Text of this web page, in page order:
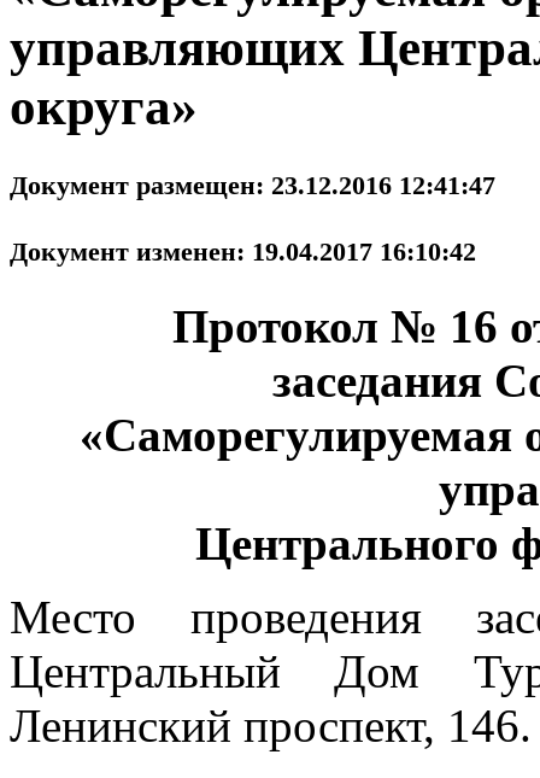
управляющих
округа»
Документ размещен: 23.12.2016 12:41:47
Документ изменен: 19.04.2017 16:10:42
Протокол № 16
заседания
«Саморегулируемая
Центрального
Место проведения
Центральный Дом
Ленинский проспект, 146.